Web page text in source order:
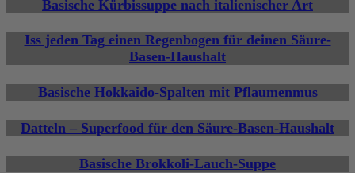
Basische Kürbissuppe nach italienischer Art
Iss jeden Tag einen Regenbogen für deinen Säure-
Basen-Haushalt
Basische Hokkaido-Spalten mit Pflaumenmus
Datteln – Superfood für den Säure-Basen-Haushalt
Basische Brokkoli-Lauch-Suppe